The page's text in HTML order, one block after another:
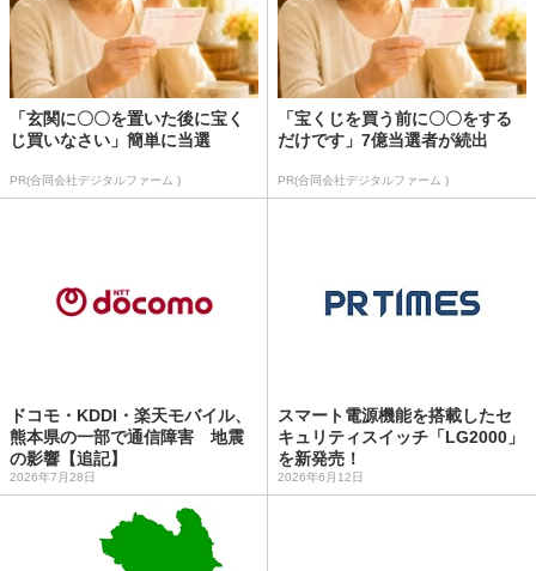
「玄関に〇〇を置いた後に宝く
じ買いなさい」簡単に当選
PR(合同会社デジタルファーム )
「宝くじを買う前に〇〇をする
だけです」7億当選者が続出
PR(合同会社デジタルファーム )
ドコモ・KDDI・楽天モバイル、
熊本県の一部で通信障害 地震
の影響【追記】
2026年7月28日
スマート電源機能を搭載したセ
キュリティスイッチ「LG2000」
を新発売！
2026年6月12日